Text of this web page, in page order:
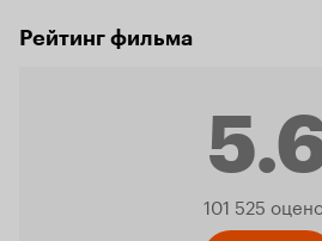
Рейтинг фильма
101 525